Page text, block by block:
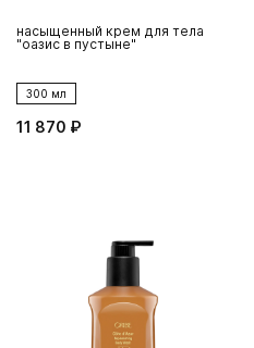
насыщенный крем для тела
"оазис в пустыне"
300 мл
11 870 ₽